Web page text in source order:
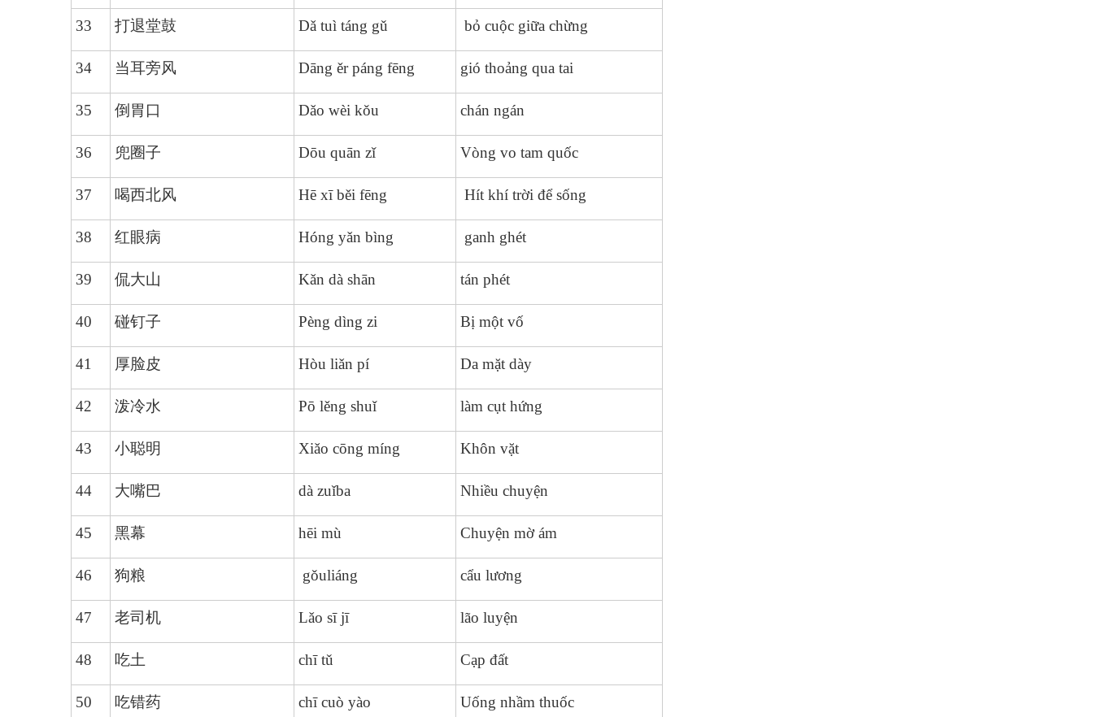
33 打退堂鼓 Dǎ tuì táng gǔ bỏ cuộc giữa chừng
34 当耳旁风 Dāng ěr páng fēng gió thoảng qua tai
35 倒胃口 Dǎo wèi kǒu chán ngán
36 兜圈子 Dōu quān zǐ Vòng vo tam quốc
37 喝西北风 Hē xī běi fēng Hít khí trời để sống
38 红眼病 Hóng yǎn bìng ganh ghét
39 侃大山 Kǎn dà shān tán phét
40 碰钉子 Pèng dìng zi Bị một vố
41 厚脸皮 Hòu liǎn pí Da mặt dày
42 泼冷水 Pō lěng shuǐ làm cụt hứng
43 小聪明 Xiǎo cōng míng Khôn vặt
44 大嘴巴 dà zuǐba Nhiều chuyện
45 黑幕 hēi mù Chuyện mờ ám
46 狗粮 gǒuliáng cẩu lương
47 老司机 Lǎo sī jī lão luyện
48 吃土 chī tǔ Cạp đất
50 吃错药 chī cuò yào Uống nhầm thuốc